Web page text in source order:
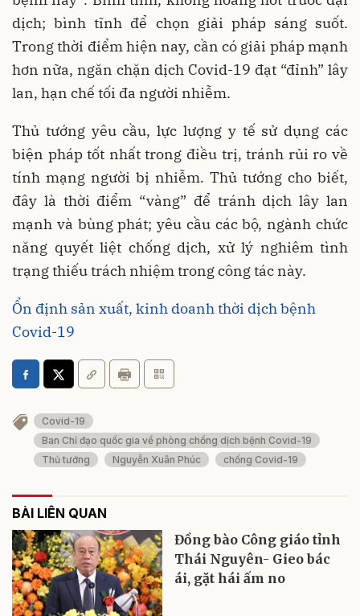
dịch; bình tĩnh để chọn giải pháp sáng suốt.
Trong thời điểm hiện nay, cần có giải pháp mạnh
hơn nữa, ngăn chặn dịch Covid-19 đạt “đỉnh” lây
lan, hạn chế tối đa người nhiễm.
Thủ tướng yêu cầu, lực lượng y tế sử dụng các
biện pháp tốt nhất trong điều trị, tránh rủi ro về
tính mạng người bị nhiễm. Thủ tướng cho biết,
đây là thời điểm “vàng” để tránh dịch lây lan
mạnh và bùng phát; yêu cầu các bộ, ngành chức
năng quyết liệt chống dịch, xử lý nghiêm tình
trạng thiếu trách nhiệm trong công tác này.
Ổn định sản xuất, kinh doanh thời dịch bệnh
Covid-19
Covid-19
Ban Chỉ đạo quốc gia về phòng chống dịch bệnh Covid-19
Thủ tướng
Nguyễn Xuân Phúc chống Covid-19
BÀI LIÊN QUAN
Đồng bào Công giáo tỉnh
Thái Nguyên- Gieo bác
ái, gặt hái ấm no